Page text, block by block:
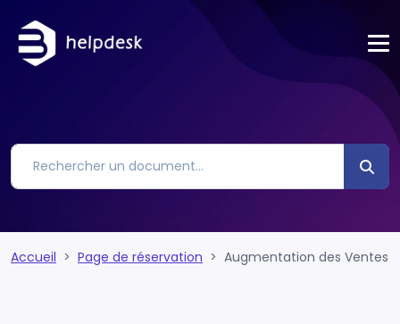
Accueil Page de réservation Augmentation des Ventes